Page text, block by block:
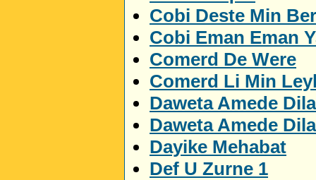
Cobi Deste Min
Cobi Eman Eman
Comerd De Were
Comerd Li Min
Daweta Amede
Daweta Amede
Dayike Mehabat
Def U Zurne 1